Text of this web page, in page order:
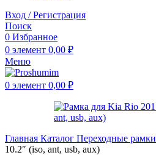
Вход / Регистрация
Поиск
0 Избранное
0 элемент 0,00 ₽
Меню
0 элемент 0,00 ₽
Главная Каталог Переходные рамки
10.2″ (iso, ant, usb, aux)